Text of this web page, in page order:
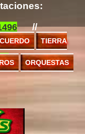
//
TIERRA
ORQUESTAS